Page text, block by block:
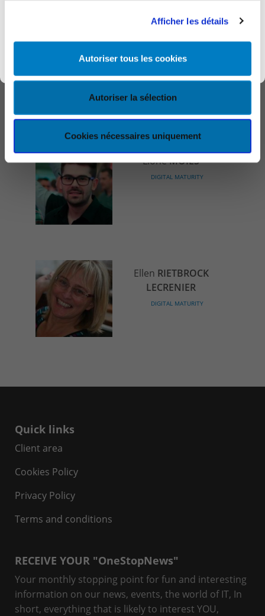
Afficher les détails
Autoriser tous les cookies
Autoriser la sélection
Cookies nécessaires uniquement
Découvrir KEYES
TROQUAY
DIGITAL MATURITY
LioneMOIES
DIGITAL MATURITY
Ellen RIETBROCK
LECRENIER
DIGITAL MATURITY
Quick links
Client area
Cookies Policy
Privacy Policy
Terms and conditions
RECEIVE YOUR "OneStopNews"
Your monthly stopping point for fun and interesting
information on our news, events, the world of IT, In
short, everything that is likely to interest YOU,